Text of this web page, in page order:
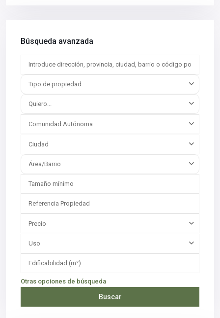
Búsqueda avanzada
Tipo de propiedad
Quiero...
Comunidad Autónoma
Ciudad
Área/Barrio
Precio
Uso
Otras opciones de búsqueda
Buscar